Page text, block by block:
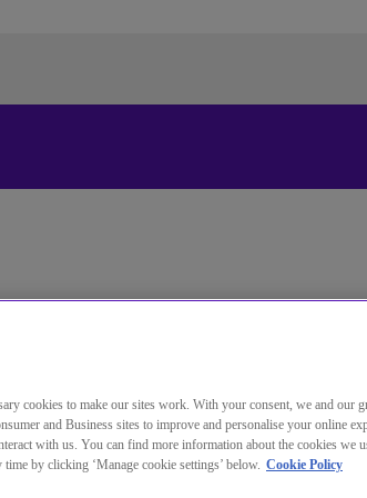
Ihnen gewählten Sprache.
practice approach
cookies to make our sites work. With your consent, we and our
and Business sites to improve and personalise your online
with us. You can find more information about the cookies we
time by clicking ‘Manage cookie settings’ below. Cookie Policy